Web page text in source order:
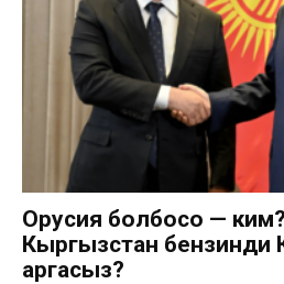
Орусия болбосо —
Кыргызстан бензинди
аргасыз?